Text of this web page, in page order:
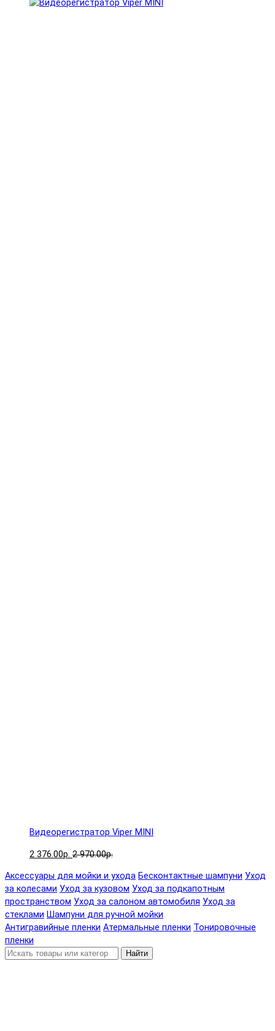
Видеорегистратор Viper MINI
2 376.00р. 2 970.00р.
Аксессуары для мойки и ухода Бесконтактные шампуни Уход
за колесами Уход за кузовом Уход за подкапотным
пространством Уход за салоном автомобиля Уход за
стеклами Шампуни для ручной мойки
Антигравийные пленки Атермальные пленки Тонировочные
пленки
Найти